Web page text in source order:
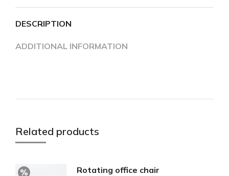
DESCRIPTION
ADDITIONAL INFORMATION
Related products
Rotating office chair